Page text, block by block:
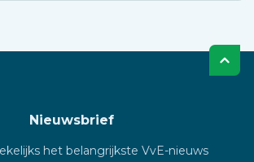
Nieuwsbrief
het belangrijkste VvE-nieuws